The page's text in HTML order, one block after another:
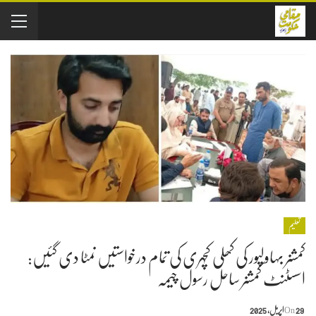
تعلیم
کمشنر بہاولپور کی کھلی کچہری کی تمام درخواستیں نمٹا دی گئیں:
اسسٹنٹ کمشنر ساحل رسول چیمہ
On 29 اپریل, 2025